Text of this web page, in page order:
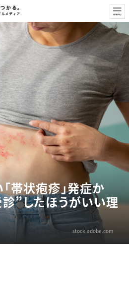
帯状疱疹」発症か
”したほうがいい理
stock.adobe.com